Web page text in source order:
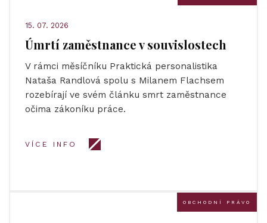
15. 07. 2026
Úmrtí zaměstnance v souvislostech
V rámci měsíčníku Praktická personalistika
Nataša Randlová spolu s Milanem Flachsem
rozebírají ve svém článku smrt zaměstnance
očima zákoníku práce.
VÍCE INFO
OBCHODNÍ PRÁVO